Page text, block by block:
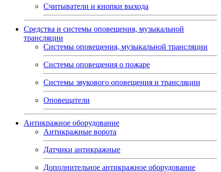
Считыватели и кнопки выхода
Средства и системы оповещения, музыкальной
трансляции
Системы оповещения, музыкальной трансляции
Системы оповещения о пожаре
Системы звукового оповещения и трансляции
Оповещатели
Антикражное оборудование
Антикражные ворота
Датчики антикражные
Дополнительное антикражное оборудование